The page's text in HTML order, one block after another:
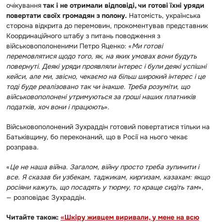
очікування так і не отримали відповіді, чи готові їхні уряди
повертати своїх громадян з полону. Натомість, українська
сторона відкрита до перемовин, прокоментував представник
Координаційного штабу з питань поводження з
військовополоненими Петро Яценко: «Ми готові
перемовлятися щодо того, як, на яких умовах вони будуть
повернуті. Деякі уряди проявляли інтерес і були деякі успішні
кейси, але ми, звісно, чекаємо на більш широкий інтерес і це
тоді буде реалізовано так чи інакше. Треба розуміти, що
військовополонені утримуються за гроші наших платників
податків, хоч вони і працюють».
Військовополонений Зухраддін готовий повертатися тільки на
Батьківщину, бо переконаний, що в Росії на нього чекає
розправа.
«Це не наша війна. Загалом, війну просто треба зупинити і
все. Я сказав би узбекам, таджикам, киргизам, казахам: якщо
росіяни кажуть, що посадять у тюрму, то краще сидіть там»,
— розповідає Зухраддін.
Читайте також: «Шкіру живцем виривали, у мене на всю